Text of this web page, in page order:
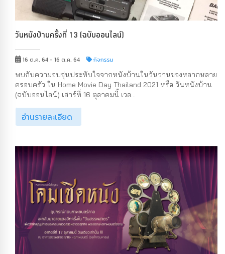
วันหนังบ้านครั้งที่ 13 (ฉบับออนไลน์)
16 ต.ค. 64 - 16 ต.ค. 64 กิจกรรม
พบกับความอบอุ่นประทับใจจากหนังบ้านในวันวานของหลากหลาย
ครอบครัว ใน Home Movie Day Thailand 2021 หรือ วันหนังบ้าน
(ฉบับออนไลน์) เสาร์ที่ 16 ตุลาคมนี้ เวล...
อ่านรายละเอียด